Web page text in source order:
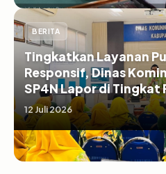
BERITA
Tingkatkan Layanan
Responsif, Dinas
SP4N Lapor di Tingkat
serta SD/SMP di
12 Juli 2026